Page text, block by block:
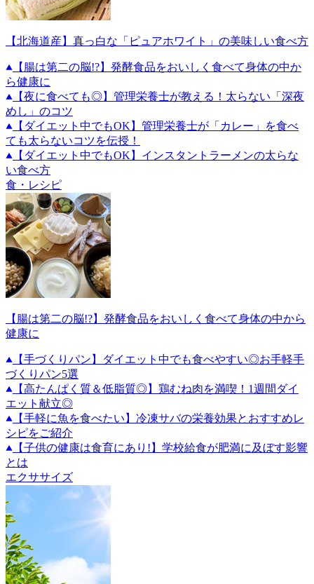
【北海道産】真っ白な「ピュアホワイト」の美味しい食べ方
【腸は第二の脳!?】発酵食品をおいしく食べて身体の中か
ら健康に
【夜に食べても◎】管理栄養士が教える！太らない「深夜
めし」のコツ
【ダイエット中でもOK】管理栄養士が「カレー」を食べ
ても太らないコツを伝授！
【ダイエット中でもOK】インスタントラーメンの太らな
い食べ方
食・レシピ
【腸は第二の脳!?】発酵食品をおいしく食べて身体の中から
健康に
【手づくりパン】ダイエット中でも食べやすい◎お手軽手
づくりパン5選
【高たんぱく質＆低脂質◎】鶏むね肉を満喫！1週間ダイ
エット献立◎
【手軽に魚を食べたい】冷凍サバの栄養効果とおすすめレ
シピをご紹介
【子供の健康は食育にあり!】学校給食が肥満に及ぼす影響
とは
エクササイズ